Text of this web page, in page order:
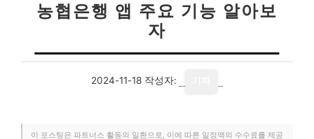
농협은행 앱 주요 기능 알아보
자
2024-11-18 작성자:
이 포스팅은 파트너스 활동의 일환으로, 이에 따른 일정액의 수수료를 제공